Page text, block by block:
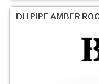
DH PIPE AMBER